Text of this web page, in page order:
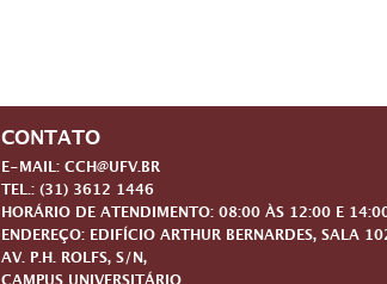
CONTATO
E-MAIL: CCH@UFV.BR
TEL.: (31) 3612 1446
HORÁRIO DE ATENDIMENTO: 08:00 ÀS 12:00 E
ENDEREÇO: EDIFÍCIO ARTHUR BERNARDES, SALA
AV. P.H. ROLFS, S/N,